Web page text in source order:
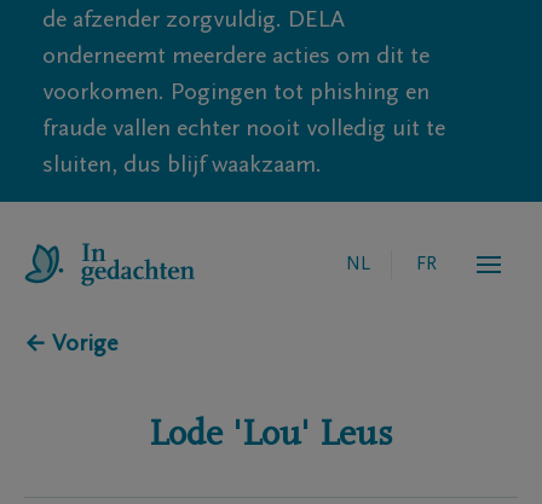
de afzender zorgvuldig. DELA
onderneemt meerdere acties om dit te
voorkomen. Pogingen tot phishing en
fraude vallen echter nooit volledig uit te
sluiten, dus blijf waakzaam.
NL FR
← Vorige
Lode 'Lou' Leus